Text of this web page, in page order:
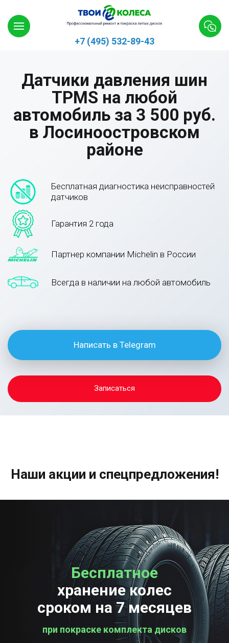
+7 (495) 532-89-43
Датчики давления шин
TPMS на любой
автомобиль за 3 500 руб.
в Лосиноостровском
районе
Бесплатная диагностика неисправностей
датчиков
Гарантия 2 года
Партнер компании Michelin в России
Всегда в наличии на любой автомобиль
Написать в Telegram
Записаться
Наши акции и спецпредложения!
Бесплатное
хранение колес
сроком на 7 месяцев
при покраске комплекта дисков
Бесплатная
проверка колес